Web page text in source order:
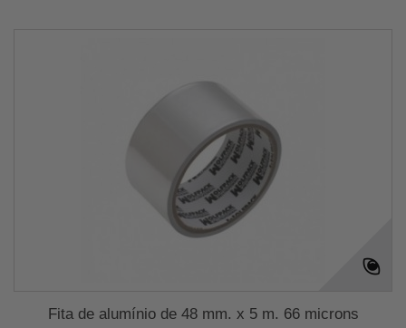
Fita de alumínio de 48 mm. x 5 m. 66 microns